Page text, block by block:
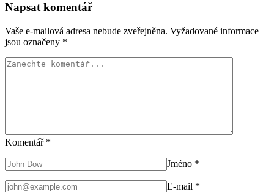
Napsat komentář
Vaše e-mailová adresa nebude zveřejněna. Vyžadované informace
jsou označeny *
Komentář *
Jméno *
E-mail *